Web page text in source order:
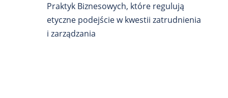
Praktyk Biznesowych, które regulują
etyczne podejście w kwestii zatrudnienia
i zarządzania